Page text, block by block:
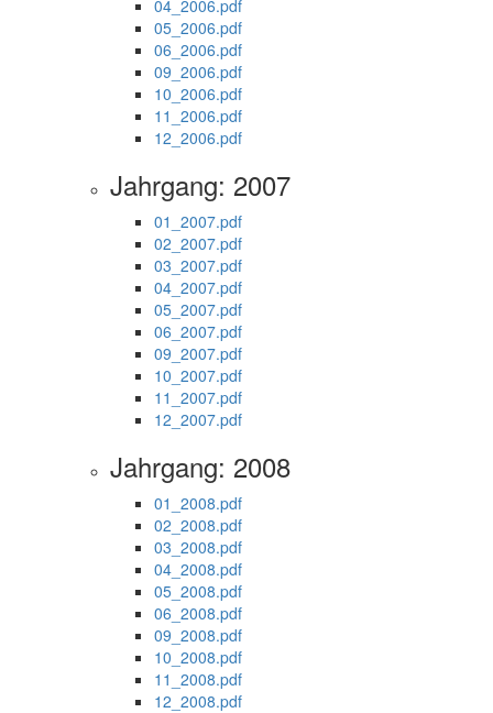
04_2006.pdf
05_2006.pdf
06_2006.pdf
09_2006.pdf
10_2006.pdf
11_2006.pdf
12_2006.pdf
Jahrgang: 2007
01_2007.pdf
02_2007.pdf
03_2007.pdf
04_2007.pdf
05_2007.pdf
06_2007.pdf
09_2007.pdf
10_2007.pdf
11_2007.pdf
12_2007.pdf
Jahrgang: 2008
01_2008.pdf
02_2008.pdf
03_2008.pdf
04_2008.pdf
05_2008.pdf
06_2008.pdf
09_2008.pdf
10_2008.pdf
11_2008.pdf
12_2008.pdf